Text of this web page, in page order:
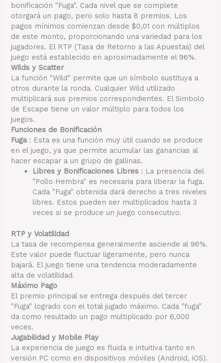
bonificación "Fuga". Cada nivel que se complete
otorgará un pago, pero solo hasta 8 premios. Los
pagos mínimos comienzan desde $0,01 con múltiplos
de este monto, proporcionando una variedad para los
jugadores. El RTP (Tasa de Retorno a las Apuestas) del
juego está establecido en aproximadamente el 96%.
Wilds y Scatter
La función "Wild" permite que un símbolo sustituya a
otros durante la ronda. Cualquier Wild utilizado
multiplicará sus premios correspondientes. El Simbolo
de Escape tiene un valor múltiplo para todos los
juegos.
Funciones de Bonificación
Fuga : Esta es una función muy útil cuando se produce
en el juego, ya que permite acumular las ganancias al
hacer escapar a un grupo de gallinas.
Libres y Bonificaciones Libres : La presencia del
"Pollo Hembra" es necesaria para liberar la fuga.
Cada "Fuga" obtenida dará derecho a tres niveles
libres. Estos pueden ser multiplicados hasta 3
veces si se produce un juego consecutivo.
RTP y Volatilidad
La tasa de recompensa generalmente asciende al 96%.
Este valor puede fluctuar ligeramente, pero nunca
bajará. El juego tiene una tendencia moderadamente
alta de volatilidad.
Máximo Pago
El premio principal se entrega después del tercer
"Fuga" logrado con el total jugado máximo. Cada "fuga"
da como resultado un pago multiplicado por 6,000
veces.
Jugabilidad y Mobile Play
La experiencia de juego es fluida e intuitiva tanto en
versión PC como en dispositivos móviles (Android, iOS).